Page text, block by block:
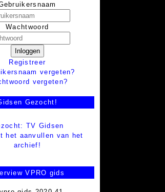
Wachtwoord
Inloggen
Registreer
vergeten?
vergeten?
Gezocht!
TV Gidsen
het aanvullen van het
archief!
VPRO gids